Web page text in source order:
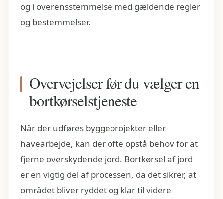
og i overensstemmelse med gældende regler
og bestemmelser.
Overvejelser før du vælger en
bortkørselstjeneste
Når der udføres byggeprojekter eller
havearbejde, kan der ofte opstå behov for at
fjerne overskydende jord. Bortkørsel af jord
er en vigtig del af processen, da det sikrer, at
området bliver ryddet og klar til videre